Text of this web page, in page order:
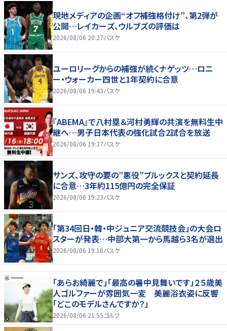
現地メディアの企画“オフ補強格付け”、第2弾が
公開…レイカーズ、ウルブズの評価は
2026/08/06 20:27バスケ
ユーロリーグからの補強が続くナゲッツ…ロニ
ー・ウォーカー四世と1年契約に合意
2026/08/06 19:43バスケ
『ABEMA』で八村塁＆河村勇輝の共演を無料生中
継へ…男子日本代表の強化試合2試合を放送
2026/08/06 19:37バスケ
サンズ、攻守の要の”悪役”ブルックスと契約延長
に合意…3年約115億円の完全保証
2026/08/06 19:23バスケ
「第34回日・韓・中ジュニア交流競技会」の大会ロ
スターが発表…中部大第一から馬越ら3名が選出
2026/08/06 19:18バスケ
「あらお綺麗で」「最高の暑中見舞いです」２５歳美
人ゴルファーが雰囲気一変 美麗浴衣姿に反響
「どこのモデルさんですか？」
2026/08/06 21:55ゴルフ